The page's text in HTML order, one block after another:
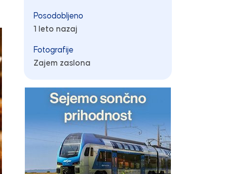
Posodobljeno
1 leto nazaj
Fotografije
Zajem zaslona